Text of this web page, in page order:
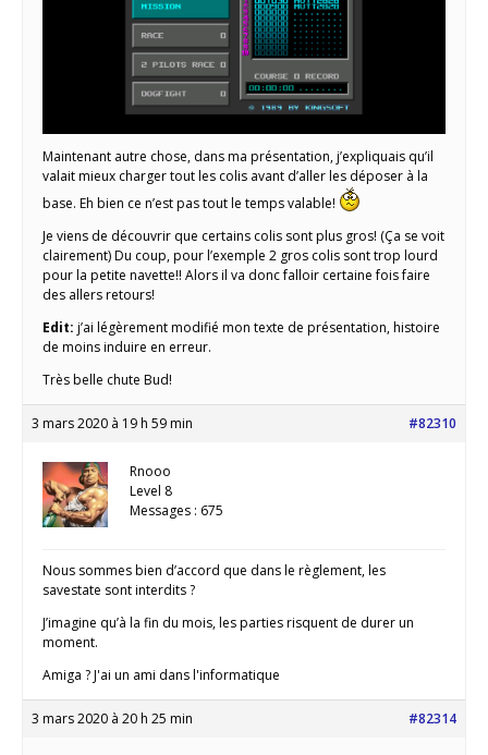
Maintenant autre chose, dans ma présentation, j’expliquais qu’il
valait mieux charger tout les colis avant d’aller les déposer à la
base. Eh bien ce n’est pas tout le temps valable!
Je viens de découvrir que certains colis sont plus gros! (Ça se voit
clairement) Du coup, pour l’exemple 2 gros colis sont trop lourd
pour la petite navette!! Alors il va donc falloir certaine fois faire
des allers retours!
Edit: j’ai légèrement modifié mon texte de présentation, histoire
de moins induire en erreur.
Très belle chute Bud!
3 mars 2020 à 19 h 59 min #82310
Rnooo
Level 8
Messages : 675
Nous sommes bien d’accord que dans le règlement, les
savestate sont interdits ?
J’imagine qu’à la fin du mois, les parties risquent de durer un
moment.
Amiga ? J'ai un ami dans l'informatique
3 mars 2020 à 20 h 25 min #82314